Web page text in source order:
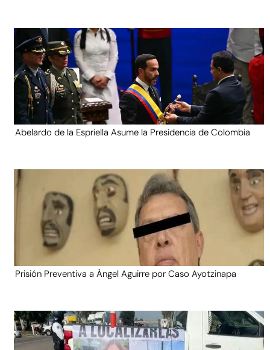
Abelardo de la Espriella Asume la Presidencia de Colombia
Prisión Preventiva a Ángel Aguirre por Caso Ayotzinapa